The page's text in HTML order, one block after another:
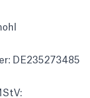
DE235273485